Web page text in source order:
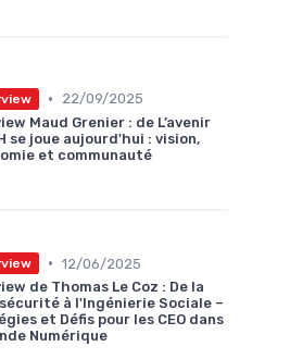
•
22/09/2025
Maud Grenier : de L’avenir
se joue aujourd'hui : vision,
et communauté
• 12/06/2025
de Thomas Le Coz : De la
à l'Ingénierie Sociale –
et Défis pour les CEO dans
Numérique